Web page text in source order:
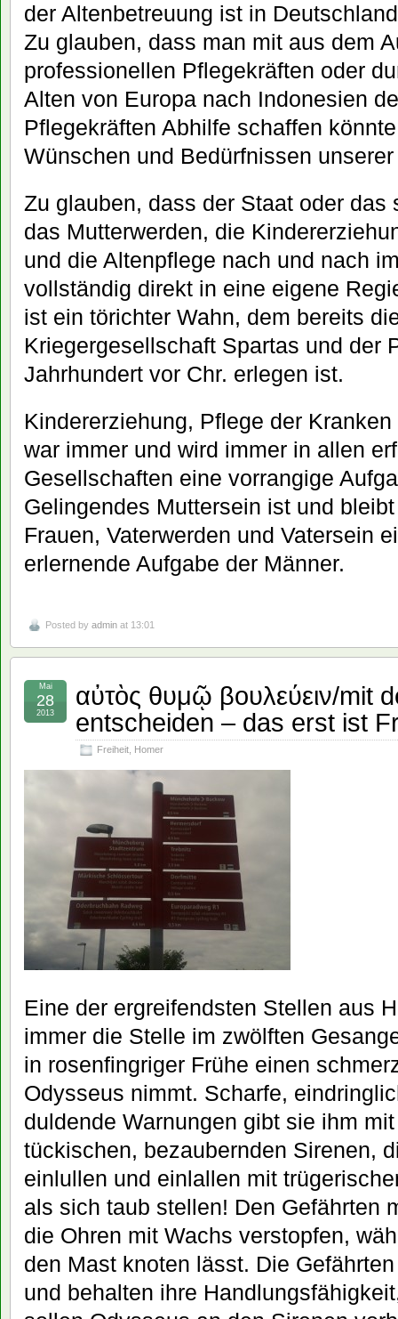
der Altenbetreuung ist in
Zu glauben, dass man mit aus dem
professionellen Pflegekräften oder
Alten von Europa nach Indonesien
Pflegekräften Abhilfe schaffen
Wünschen und Bedürfnissen
Zu glauben, dass der Staat oder
das Mutterwerden, die
und die Altenpflege nach und nach
vollständig direkt in eine eigene
ist ein törichter Wahn, dem bereits
Kriegergesellschaft Spartas und der
Jahrhundert vor Chr. erlegen ist.
Kindererziehung, Pflege der
war immer und wird immer in allen
Gesellschaften eine vorrangige
Gelingendes Muttersein ist und
Frauen, Vaterwerden und Vatersein
erlernende Aufgabe der Männer.
Posted by admin at 13:01
αὐτὸς θυμῷ βουλεύειν/mit
entscheiden – das erst ist
Freiheit Homer
Mai
28
2013
Eine der ergreifendsten Stellen aus
immer die Stelle im zwölften
in rosenfingriger Frühe einen
Odysseus nimmt. Scharfe,
duldende Warnungen gibt sie ihm
tückischen, bezaubernden Sirenen,
einlullen und einlallen mit
als sich taub stellen! Den Gefährten
die Ohren mit Wachs verstopfen,
den Mast knoten lässt. Die
und behalten ihre